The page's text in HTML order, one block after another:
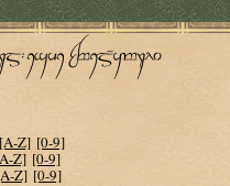
Z] [0-9]
Z] [0-9]
Z] [0-9]